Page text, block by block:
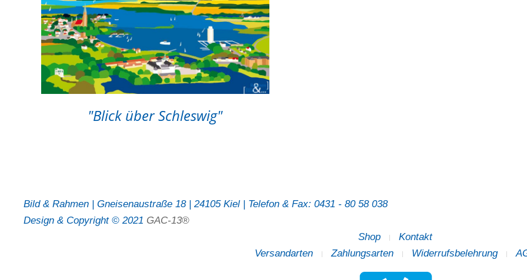
"Blick über Schleswig"
Bild & Rahmen | Gneisenaustraße 18 | 24105 Kiel | Telefon & Fax: 0431 - 80 58 038
Design & Copyright © 2021 GAC-13®
Shop
Kontakt
Versandarten
Zahlungsarten Widerrufsbelehrung